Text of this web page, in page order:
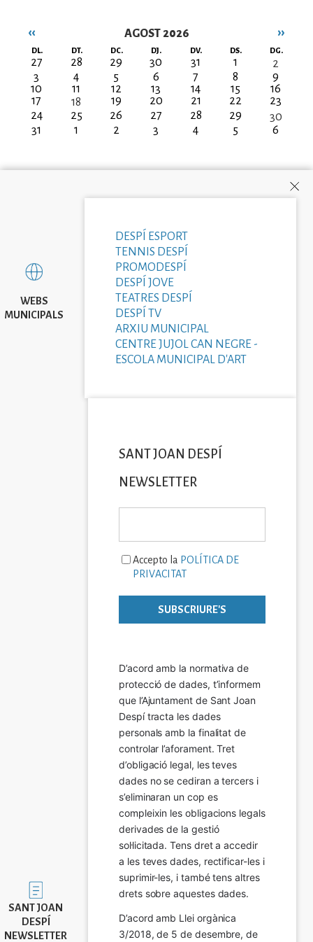
AGOST 2026
Paginació
‹‹ ››
DL. DT. DC. DJ. DV. DS. DG.
27 28 29 30 31 1
2
3
4 5 6 7 8
9
10
11 12 13 14 15
16
17
18 19 20 21 22
23
24
25 26 27 28 29
30
31
1 2 3 4 5 6
WEBS
MUNICIPALS
DESPÍ ESPORT
TENNIS DESPÍ
PROMODESPÍ
DESPÍ JOVE
TEATRES DESPÍ
DESPÍ TV
ARXIU MUNICIPAL
CENTRE JUJOL CAN NEGRE -
ESCOLA MUNICIPAL D'ART
Imatge
SANT JOAN
DESPÍ
NEWSLETTER
SANT JOAN DESPÍ
NEWSLETTER
Accepto la POLÍTICA DE
PRIVACITAT
D’acord amb la normativa de
protecció de dades, t’informem
que l’Ajuntament de Sant Joan
Despí tracta les dades
personals amb la finalitat de
controlar l’aforament. Tret
d’obligació legal, les teves
dades no se cediran a tercers i
s’eliminaran un cop es
compleixin les obligacions legals
derivades de la gestió
sol·licitada. Tens dret a accedir
a les teves dades, rectificar-les i
suprimir-les, i també tens altres
drets sobre aquestes dades.
D’acord amb Llei orgànica
3/2018, de 5 de desembre, de